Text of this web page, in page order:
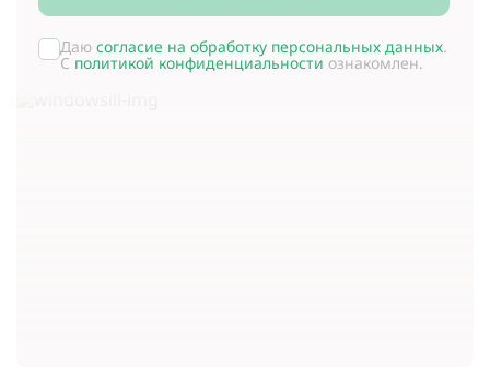
Даю согласие на обработку персональных данных.
С политикой конфиденциальности ознакомлен.